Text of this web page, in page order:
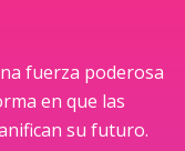
fuerza poderosa
en que las
su futuro.